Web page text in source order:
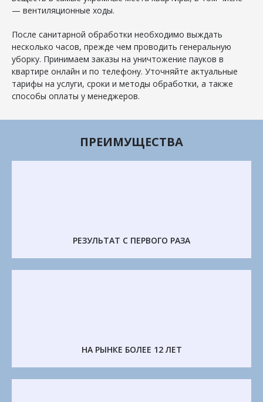
— вентиляционные ходы.
После санитарной обработки необходимо выждать
несколько часов, прежде чем проводить генеральную
уборку. Принимаем заказы на уничтожение пауков в
квартире онлайн и по телефону. Уточняйте актуальные
тарифы на услуги, сроки и методы обработки, а также
способы оплаты у менеджеров.
ПРЕИМУЩЕСТВА
РЕЗУЛЬТАТ С ПЕРВОГО РАЗА
НА РЫНКЕ БОЛЕЕ 12 ЛЕТ